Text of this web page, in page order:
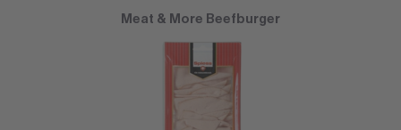
Meat & More Beefburger